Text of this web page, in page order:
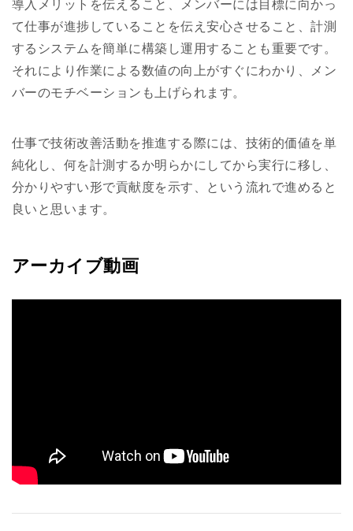
導入メリットを伝えること、メンバーには目標に向かっ
て仕事が進捗していることを伝え安心させること、計測
するシステムを簡単に構築し運用することも重要です。
それにより作業による数値の向上がすぐにわかり、メン
バーのモチベーションも上げられます。
仕事で技術改善活動を推進する際には、技術的価値を単
純化し、何を計測するか明らかにしてから実行に移し、
分かりやすい形で貢献度を示す、という流れで進めると
良いと思います。
アーカイブ動画